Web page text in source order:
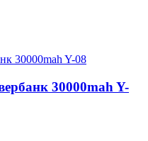
30000mah Y-